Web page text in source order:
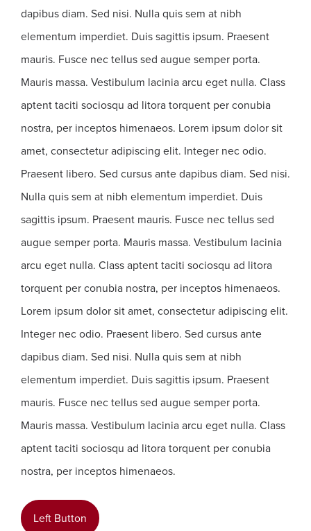
dapibus diam. Sed nisi. Nulla quis sem at nibh
elementum imperdiet. Duis sagittis ipsum. Praesent
mauris. Fusce nec tellus sed augue semper porta.
Mauris massa. Vestibulum lacinia arcu eget nulla. Class
aptent taciti sociosqu ad litora torquent per conubia
nostra, per inceptos himenaeos. Lorem ipsum dolor sit
amet, consectetur adipiscing elit. Integer nec odio.
Praesent libero. Sed cursus ante dapibus diam. Sed nisi.
Nulla quis sem at nibh elementum imperdiet. Duis
sagittis ipsum. Praesent mauris. Fusce nec tellus sed
augue semper porta. Mauris massa. Vestibulum lacinia
arcu eget nulla. Class aptent taciti sociosqu ad litora
torquent per conubia nostra, per inceptos himenaeos.
Lorem ipsum dolor sit amet, consectetur adipiscing elit.
Integer nec odio. Praesent libero. Sed cursus ante
dapibus diam. Sed nisi. Nulla quis sem at nibh
elementum imperdiet. Duis sagittis ipsum. Praesent
mauris. Fusce nec tellus sed augue semper porta.
Mauris massa. Vestibulum lacinia arcu eget nulla. Class
aptent taciti sociosqu ad litora torquent per conubia
nostra, per inceptos himenaeos.
Left Button